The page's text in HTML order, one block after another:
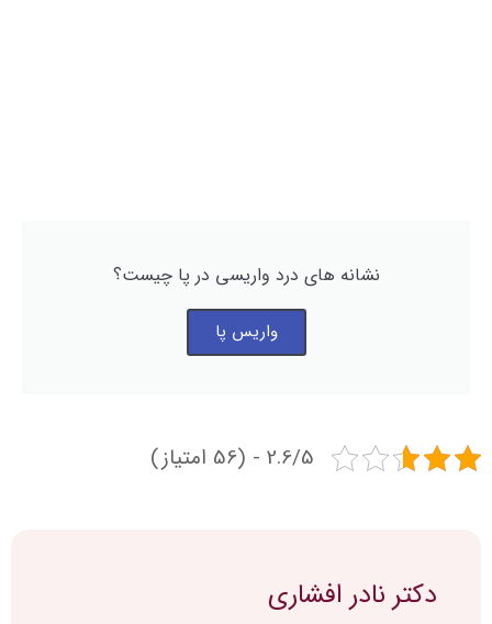
نشانه های درد واریسی در پا چیست؟
واریس پا
2.6/5 - (56 امتیاز)
دکتر نادر افشاری